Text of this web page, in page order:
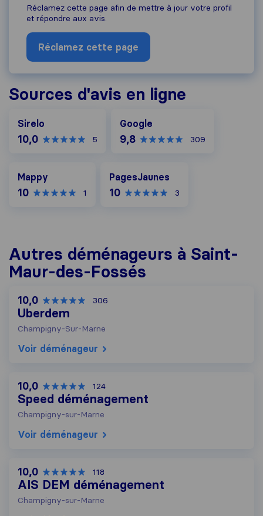
Réclamez cette page afin de mettre à jour votre profil
et répondre aux avis.
Réclamez cette page
Sources d'avis en ligne
Sirelo
10,0 5
Google
9,8 309
Mappy
10 1
PagesJaunes
10 3
Autres déménageurs à Saint-
Maur-des-Fossés
10,0 306
Uberdem
Champigny-Sur-Marne
Voir déménageur
10,0 124
Speed déménagement
Champigny-sur-Marne
Voir déménageur
10,0 118
AIS DEM déménagement
Champigny-sur-Marne